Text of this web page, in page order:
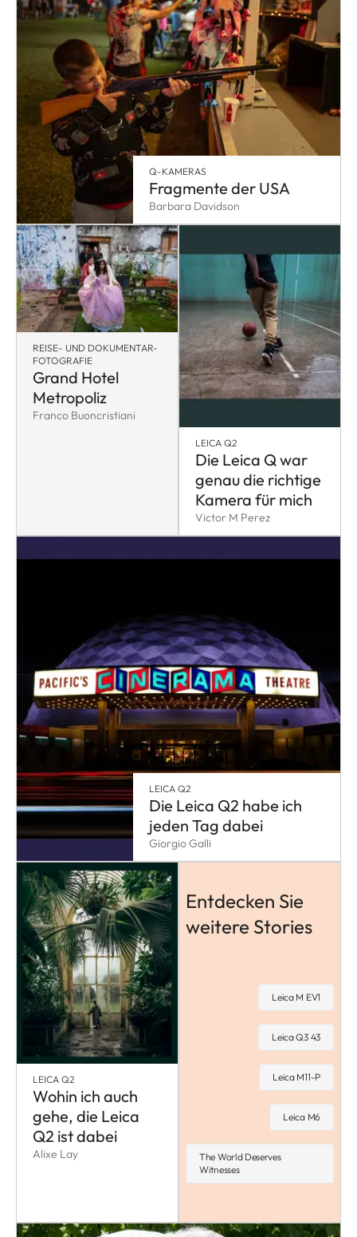
Q-KAMERAS
Fragmente der USA
Barbara Davidson
REISE- UND DOKUMENTAR-
FOTOGRAFIE
Grand Hotel
Metropoliz
Franco Buoncristiani
LEICA Q2
Die Leica Q war
genau die richtige
Kamera für mich
Victor M Perez
LEICA Q2
Die Leica Q2 habe ich
jeden Tag dabei
Giorgio Galli
LEICA Q2
Wohin ich auch
gehe, die Leica
Q2 ist dabei
Alixe Lay
Entdecken Sie
weitere Stories
Leica M EV1
Leica Q3 43
Leica M11-P
Leica M6
The World Deserves
Witnesses